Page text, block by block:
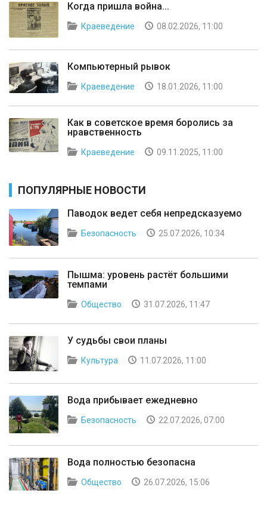
Когда пришла война...
Краеведение 08.02.2026, 11:00
Компьютерный рывок
Краеведение 18.01.2026, 11:00
Как в советское время боролись за
нравственность
Краеведение 09.11.2025, 11:00
ПОПУЛЯРНЫЕ НОВОСТИ
Паводок ведет себя непредсказуемо
Безопасность 25.07.2026, 10:34
Пышма: уровень растёт большими
темпами
Общество 31.07.2026, 11:47
У судьбы свои планы
Культура 11.07.2026, 11:00
Вода прибывает ежедневно
Безопасность 22.07.2026, 07:00
Вода полностью безопасна
Общество 26.07.2026, 15:06